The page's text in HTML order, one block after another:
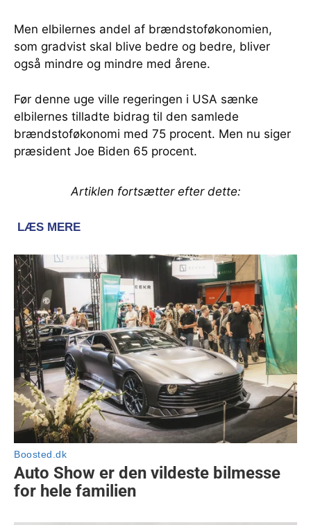
Men elbilernes andel af brændstoføkonomien,
som gradvist skal blive bedre og bedre, bliver
også mindre og mindre med årene.
Før denne uge ville regeringen i USA sænke
elbilernes tilladte bidrag til den samlede
brændstoføkonomi med 75 procent. Men nu siger
præsident Joe Biden 65 procent.
Artiklen fortsætter efter dette: